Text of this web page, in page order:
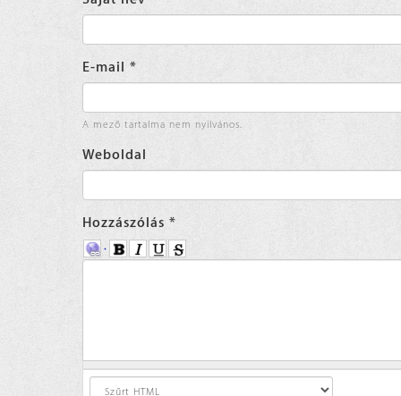
E-mail *
A mező tartalma nem nyilvános.
Weboldal
Hozzászólás *